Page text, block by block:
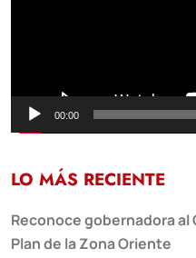
00:00
LO MÁS RECIENTE
Reconoce gobernadora
Plan de la Zona Oriente